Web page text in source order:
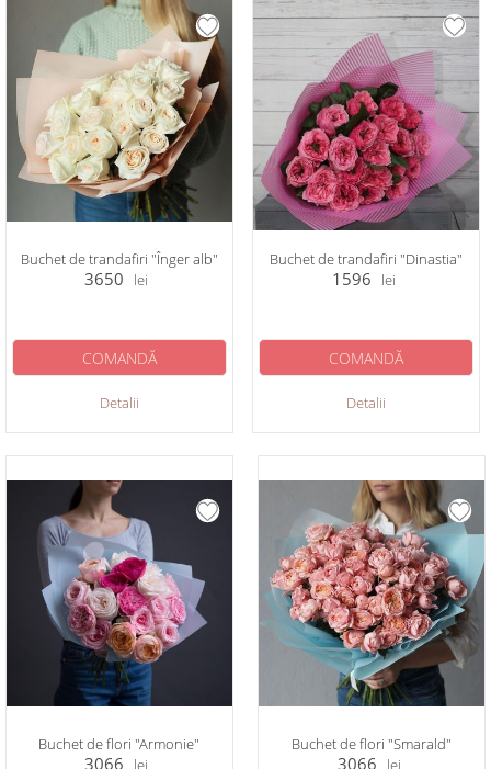
Buchet de trandafiri "Înger alb"
3650 lei
Detalii
COMANDĂ
Buchet de trandafiri "Dinastia"
1596 lei
Detalii
COMANDĂ
Buchet de flori "Armonie"
3066 lei
Buchet de flori "Smarald"
3066 lei